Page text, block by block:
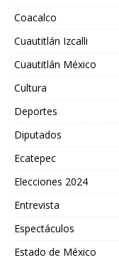
Coacalco
Cuautitlán Izcalli
Cuautitlán México
Cultura
Deportes
Diputados
Ecatepec
Elecciones 2024
Entrevista
Espectáculos
Estado de México